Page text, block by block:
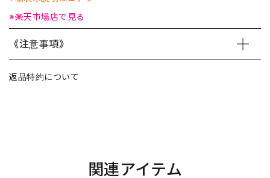
※楽天市場店で見る
《注意事項》
返品特約について
関連アイテム